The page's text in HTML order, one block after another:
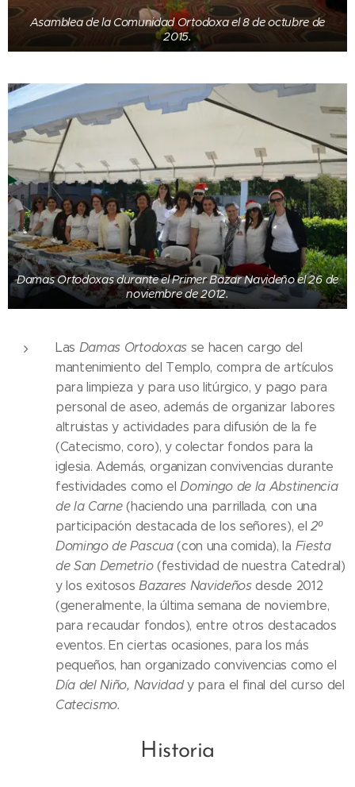
Asamblea de la Comunidad Ortodoxa el 8 de octubre de
2015.
Damas Ortodoxas durante el Primer Bazar Navideño el 26 de
noviembre de 2012.
Las Damas Ortodoxasse hacen cargo del
mantenimiento del Templo, compra de artículos
para limpieza y para uso litúrgico, y pago para
personal de aseo, además de organizar labores
altruistas y actividades para difusión de la fe
(Catecismo, coro), y colectar fondos para la
iglesia. Además, organizan convivencias durante
festividades como elDomingo de la Abstinencia
de la Carne(haciendo una parrillada, con una
participación destacada de los señores), el 2º
Domingo de Pascua(con una comida), la Fiesta
de San Demetrio(festividad de nuestra Catedral)
y los exitososBazares Navideñosdesde 2012
(generalmente, la última semana de noviembre,
para recaudar fondos), entre otros destacados
eventos. En ciertas ocasiones, para los más
pequeños, han organizado convivencias como el
Día del Niño, Navidady para el final del curso del
Catecismo.
Historia